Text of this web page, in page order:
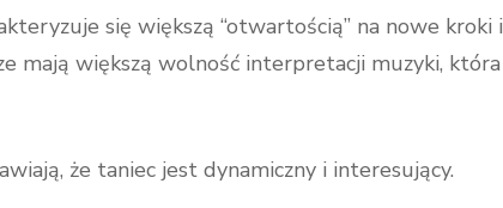
się większą “otwartością” na nowe kroki i
mają większą wolność interpretacji muzyki, która
że taniec jest dynamiczny i interesujący.